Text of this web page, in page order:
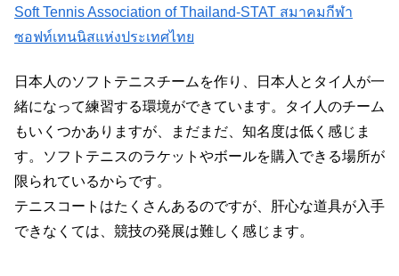
Soft Tennis Association of Thailand-STAT สมาคมกีฬา
ซอฟท์เทนนิสแห่งประเทศไทย
日本人のソフトテニスチームを作り、日本人とタイ人が一
緒になって練習する環境ができています。タイ人のチーム
もいくつかありますが、まだまだ、知名度は低く感じま
す。ソフトテニスのラケットやボールを購入できる場所が
限られているからです。
テニスコートはたくさんあるのですが、肝心な道具が入手
できなくては、競技の発展は難しく感じます。